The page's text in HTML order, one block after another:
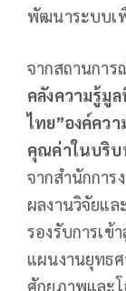
พัฒนาระบบเ
จากสถานกา
คลังความรู้มู
ไทย”องค์คว
คุณค่าในบริบ
จากสำนักการ
ผลงานวิจัยแล
รองรับการเข้
แผนงานยุทธ
ศักยภาพและโ